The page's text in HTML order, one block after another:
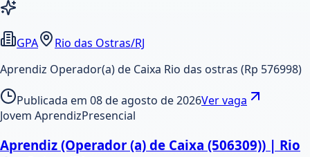
GPA
Rio das Ostras/RJ
Aprendiz Operador(a) de Caixa Rio das ostras (Rp 576998)
Publicada em 08 de agosto de 2026Ver vaga
Jovem AprendizPresencial
Aprendiz (Operador (a) de Caixa (506309)) | Rio